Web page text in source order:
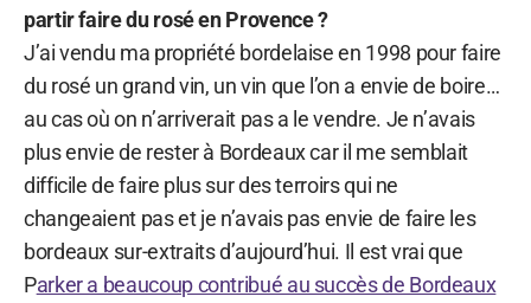
partir faire du rosé en Provence ?
J’ai vendu ma propriété bordelaise en 1998 pour faire
du rosé un grand vin, un vin que l’on a envie de boire…
au cas où on n’arriverait pas a le vendre. Je n’avais
plus envie de rester à Bordeaux car il me semblait
difficile de faire plus sur des terroirs qui ne
changeaient pas et je n’avais pas envie de faire les
bordeaux sur-extraits d’aujourd’hui. Il est vrai que
Parker a beaucoup contribué au succès de Bordeaux